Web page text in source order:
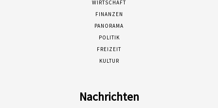
WIRTSCHAFT
FINANZEN
PANORAMA
POLITIK
FREIZEIT
KULTUR
Nachrichten